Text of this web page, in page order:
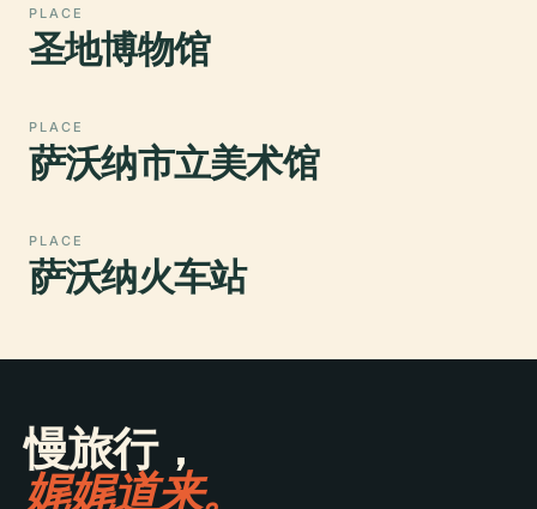
PLACE
圣地博物馆
PLACE
萨沃纳市立美术馆
PLACE
萨沃纳火车站
慢旅行，
娓娓道来。